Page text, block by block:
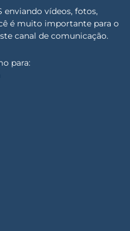
enviando vídeos, fotos,
é muito importante para o
canal de comunicação.
para: